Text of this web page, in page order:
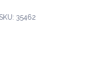
35462